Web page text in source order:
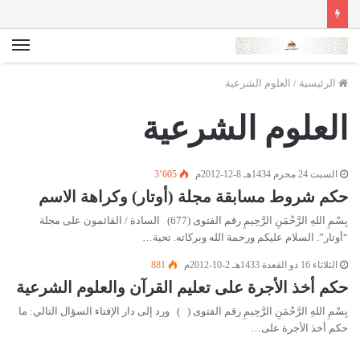
الرئيسية / العلوم الشرعية
العلوم الشرعية
السبت 24 محرم 1434هـ 8-12-2012م 3٬605
حكم شروط مسابقة مجلة (أوتار) وكراهة الاسم
بِسْمِ اللهِ الرَّحْمَنِ الرَّحِيمِ رقم الفتوى (677) السادة / القائمون على مجلة
“أوتار”. السلام عليكم ورحمة الله وبركاته. تحية…
الثلاثاء 16 ذو القعدة 1433هـ 2-10-2012م 881
حكم أخذ الأجرة على تعليم القرآن والعلوم الشرعية
بِسْمِ اللهِ الرَّحْمَنِ الرَّحِيمِ رقم الفتوى ( ) ورد إلى دار الإفتاء السؤال التالي: ما
حكم أخذ الأجرة على…